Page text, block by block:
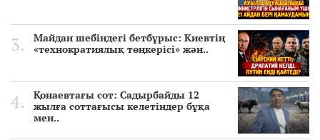
Майдан шебіндегі бетбұрыс: Киевтің
«технократиялық төңкерісі» жән..
Қонаевтағы сот: Садырбайды 12
жылға соттағысы келетіндер бұқа
мен..